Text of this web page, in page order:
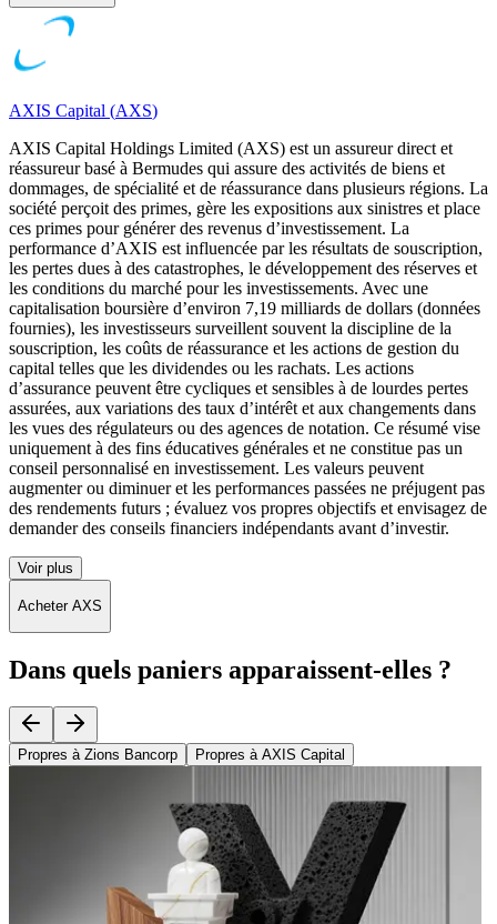
AXIS Capital (AXS)
AXIS Capital Holdings Limited (AXS) est un assureur direct et
réassureur basé à Bermudes qui assure des activités de biens et
dommages, de spécialité et de réassurance dans plusieurs régions. La
société perçoit des primes, gère les expositions aux sinistres et place
ces primes pour générer des revenus d’investissement. La
performance d’AXIS est influencée par les résultats de souscription,
les pertes dues à des catastrophes, le développement des réserves et
les conditions du marché pour les investissements. Avec une
capitalisation boursière d’environ 7,19 milliards de dollars (données
fournies), les investisseurs surveillent souvent la discipline de la
souscription, les coûts de réassurance et les actions de gestion du
capital telles que les dividendes ou les rachats. Les actions
d’assurance peuvent être cycliques et sensibles à de lourdes pertes
assurées, aux variations des taux d’intérêt et aux changements dans
les vues des régulateurs ou des agences de notation. Ce résumé vise
uniquement à des fins éducatives générales et ne constitue pas un
conseil personnalisé en investissement. Les valeurs peuvent
augmenter ou diminuer et les performances passées ne préjugent pas
des rendements futurs ; évaluez vos propres objectifs et envisagez de
demander des conseils financiers indépendants avant d’investir.
Voir plus
Acheter AXS
Dans quels paniers apparaissent-elles ?
Propres à Zions Bancorp Propres à AXIS Capital